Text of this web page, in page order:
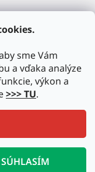
sme Vám
a vďaka analýze
výkon a
>>> TU.
SÚHLASÍM
práva vyhradené.